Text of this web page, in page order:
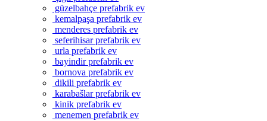
güzelbahçe prefabrik ev
kemalpaşa prefabrik ev
menderes prefabrik ev
seferihisar prefabrik ev
urla prefabrik ev
bayindir prefabrik ev
bornova prefabrik ev
dikili prefabrik ev
karabašlar prefabrik ev
kinik prefabrik ev
menemen prefabrik ev